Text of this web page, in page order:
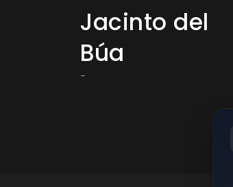
Jacinto del
Búa
-